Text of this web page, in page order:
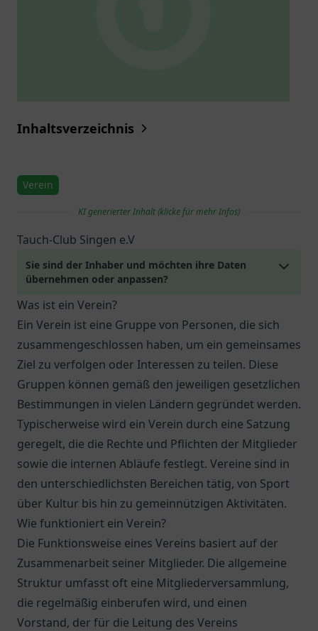
Inhaltsverzeichnis
Verein
KI generierter Inhalt (klicke für mehr Infos)
Tauch-Club Singen e.V
Sie sind der Inhaber und möchten ihre Daten
übernehmen oder anpassen?
Was ist ein Verein?
Ein Verein ist eine Gruppe von Personen, die sich
zusammengeschlossen haben, um ein gemeinsames
Ziel zu verfolgen oder Interessen zu teilen. Diese
Gruppen können gemäß den jeweiligen gesetzlichen
Bestimmungen in vielen Ländern gegründet werden.
Typischerweise wird ein Verein durch eine Satzung
geregelt, die die Rechte und Pflichten der Mitglieder
sowie die internen Abläufe festlegt. Vereine sind in
den unterschiedlichsten Bereichen tätig, von Sport
über Kultur bis hin zu gemeinnützigen Aktivitäten.
Wie funktioniert ein Verein?
Die Funktionsweise eines Vereins basiert auf der
Zusammenarbeit seiner Mitglieder. Die allgemeine
Struktur umfasst oft eine Mitgliederversammlung,
die regelmäßig einberufen wird, und einen
Vorstand, der für die Leitung des Vereins